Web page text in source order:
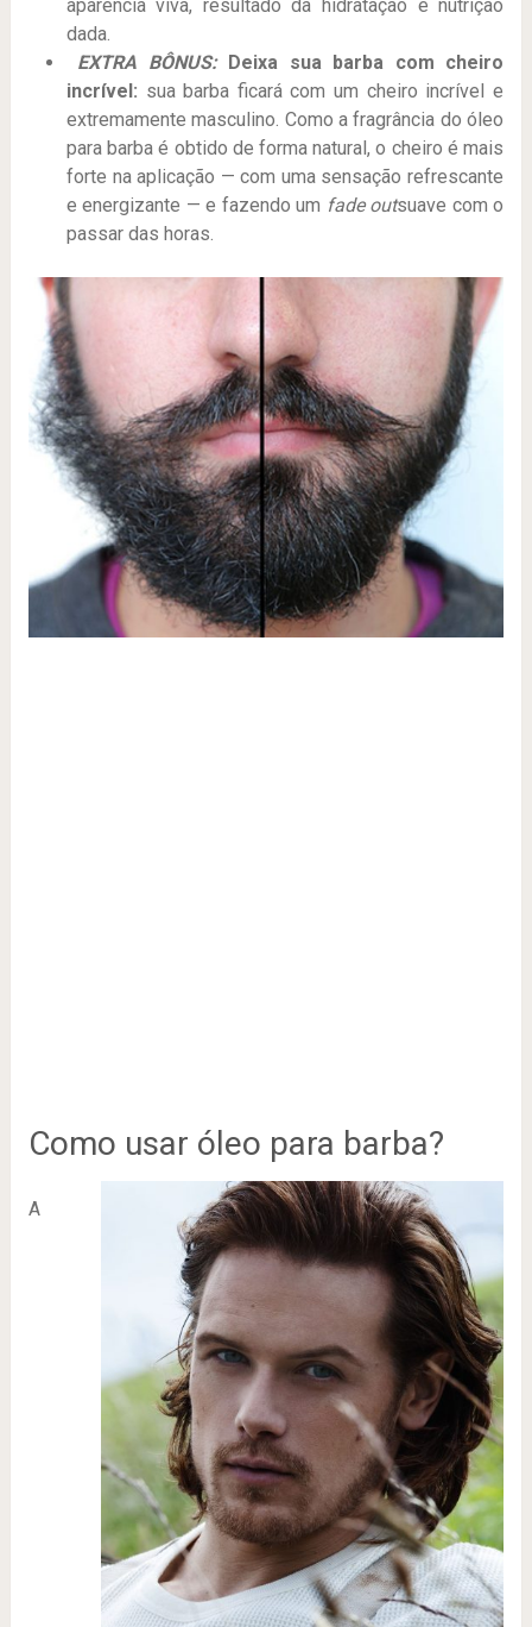
aparência viva, resultado da hidratação e nutrição
dada.
EXTRA BÔNUS:Deixa sua barba com cheiro
incrível: sua barba ficará com um cheiro incrível e
extremamente masculino. Como a fragrância do óleo
para barba é obtido de forma natural, o cheiro é mais
forte na aplicação — com uma sensação refrescante
e energizante — e fazendo um fade outsuave com o
passar das horas.
Como usar óleo para barba?
A